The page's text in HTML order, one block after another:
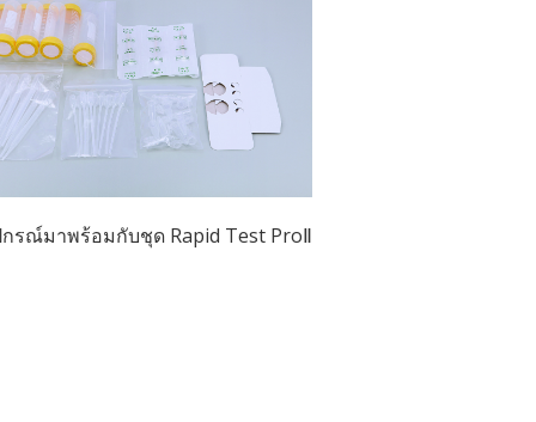
รณ์มาพร้อมกับชุด Rapid Test ProⅡ